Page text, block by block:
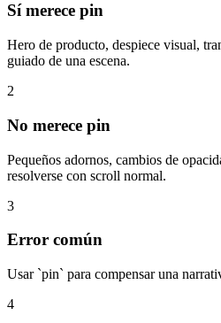
Sí merece pin
Hero de producto, despiece visual,
guiado de una escena.
2
No merece pin
Pequeños adornos, cambios de
resolverse con scroll normal.
3
Error común
Usar `pin` para compensar una
4